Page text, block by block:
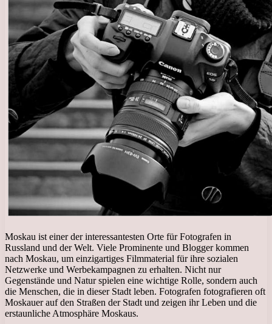
Moskau ist einer der interessantesten Orte für Fotografen in
Russland und der Welt. Viele Prominente und Blogger kommen
nach Moskau, um einzigartiges Filmmaterial für ihre sozialen
Netzwerke und Werbekampagnen zu erhalten. Nicht nur
Gegenstände und Natur spielen eine wichtige Rolle, sondern auch
die Menschen, die in dieser Stadt leben. Fotografen fotografieren oft
Moskauer auf den Straßen der Stadt und zeigen ihr Leben und die
erstaunliche Atmosphäre Moskaus.